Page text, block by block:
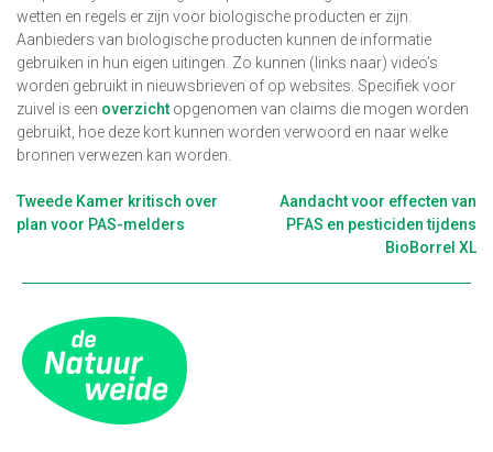
wetten en regels er zijn voor biologische producten er zijn.
Aanbieders van biologische producten kunnen de informatie
gebruiken in hun eigen uitingen. Zo kunnen (links naar) video’s
worden gebruikt in nieuwsbrieven of op websites. Specifiek voor
zuivel is een overzicht opgenomen van claims die mogen worden
gebruikt, hoe deze kort kunnen worden verwoord en naar welke
bronnen verwezen kan worden.
Berichtnavigatie
Tweede Kamer kritisch over
plan voor PAS-melders
Aandacht voor effecten van
PFAS en pesticiden tijdens
BioBorrel XL